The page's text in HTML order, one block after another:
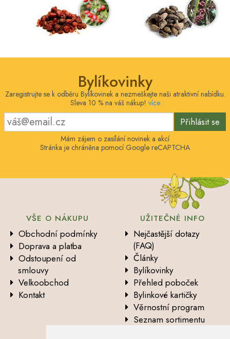
Bylíkovinky
Zaregistrujte se k odběru Bylíkovinek a nezmeškejte naši atraktivní nabídku.
Sleva 10 % na váš nákup! více
Přihlásit se
Mám zájem o zasílání novinek a akcí
Stránka je chráněna pomocí Google reCAPTCHA
VŠE O NÁKUPU
Obchodní podmínky
Doprava a platba
Odstoupení od
smlouvy
Velkoobchod
Kontakt
UŽITEČNÉ INFO
Nejčastější dotazy
(FAQ)
Články
Bylíkovinky
Přehled poboček
Bylinkové kartičky
Věrnostní program
Seznam sortimentu